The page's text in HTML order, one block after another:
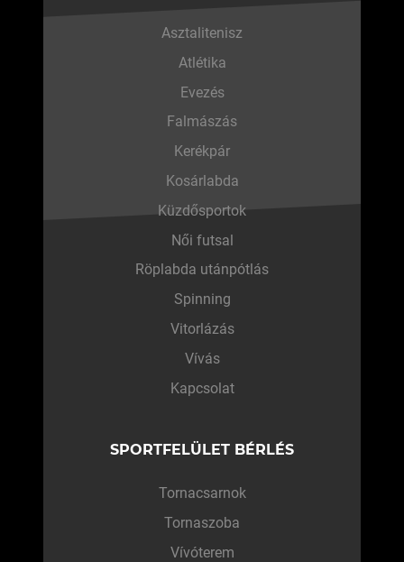
Asztalitenisz
Atlétika
Evezés
Falmászás
Kerékpár
Kosárlabda
Küzdősportok
Női futsal
Röplabda utánpótlás
Spinning
Vitorlázás
Vívás
Kapcsolat
SPORTFELÜLET BÉRLÉS
Tornacsarnok
Tornaszoba
Vívóterem